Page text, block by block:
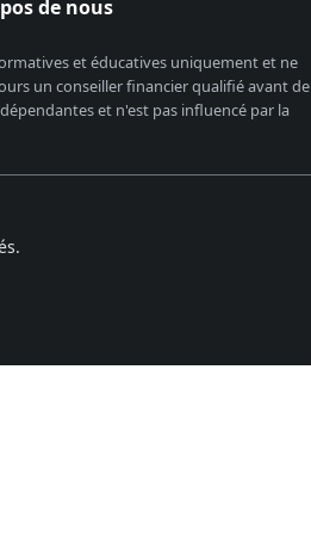
de nous
et éducatives uniquement et ne
un conseiller financier qualifié avant de
et n'est pas influencé par la